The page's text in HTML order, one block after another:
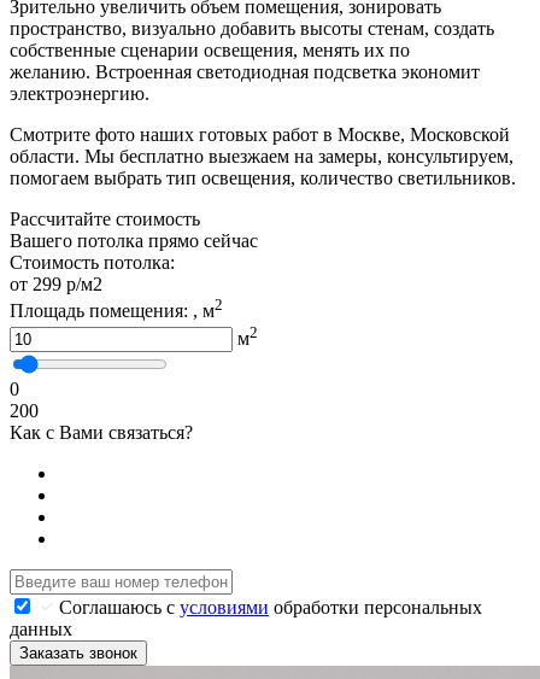
Зрительно увеличить объем помещения, зонировать
пространство, визуально добавить высоты стенам, создать
собственные сценарии освещения, менять их по
желанию. Встроенная светодиодная подсветка экономит
электроэнергию.
Смотрите фото наших готовых работ в Москве, Московской
области. Мы бесплатно выезжаем на замеры, консультируем,
помогаем выбрать тип освещения, количество светильников.
Рассчитайте стоимость
Вашего потолка прямо сейчас
Стоимость потолка:
от 299 р/м2
Площадь помещения: , м2
м2
0
200
Как с Вами связаться?
Соглашаюсь с условиями обработки персональных
данных
Заказать звонок